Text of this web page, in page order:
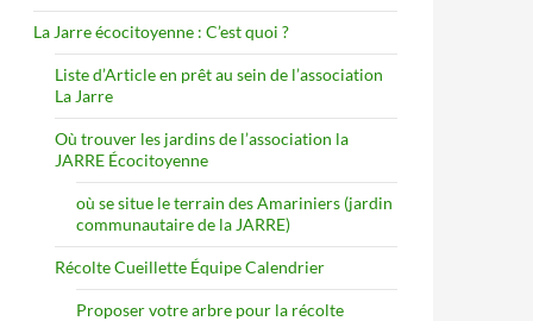
La Jarre écocitoyenne : C’est quoi ?
Liste d’Article en prêt au sein de l’association
La Jarre
Où trouver les jardins de l’association la
JARRE Écocitoyenne
où se situe le terrain des Amariniers (jardin
communautaire de la JARRE)
Récolte Cueillette Équipe Calendrier
Proposer votre arbre pour la récolte